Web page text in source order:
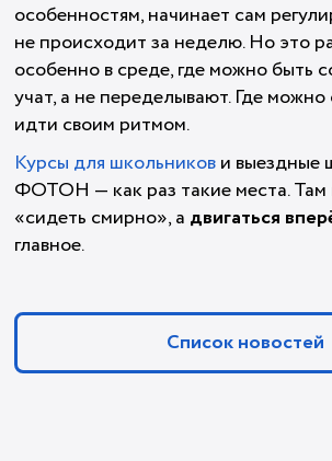
особенностям, начинает сам
не происходит за неделю. Но это
особенно в среде, где можно быть
учат, а не переделывают. Где
идти своим ритмом.
Курсы для школьникови
ФОТОН — как раз такие места. Там
«сидеть смирно», а двигаться
главное.
Список новостей